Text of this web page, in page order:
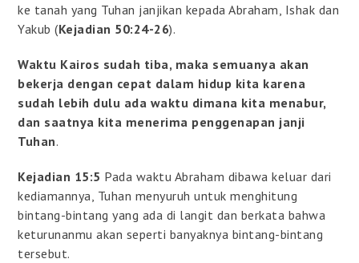
ke tanah yang Tuhan janjikan kepada Abraham, Ishak dan
Yakub (Kejadian 50:24-26).
Waktu Kairos sudah tiba, maka semuanya akan
bekerja dengan cepat dalam hidup kita karena
sudah lebih dulu ada waktu dimana kita menabur,
dan saatnya kita menerima penggenapan janji
Tuhan.
Kejadian 15:5 Pada waktu Abraham dibawa keluar dari
kediamannya, Tuhan menyuruh untuk menghitung
bintang-bintang yang ada di langit dan berkata bahwa
keturunanmu akan seperti banyaknya bintang-bintang
tersebut.